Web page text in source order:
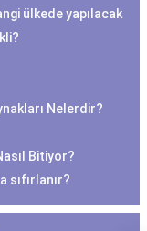
ülkede yapılacak
Nelerdir?
Bitiyor?
sıfırlanır?